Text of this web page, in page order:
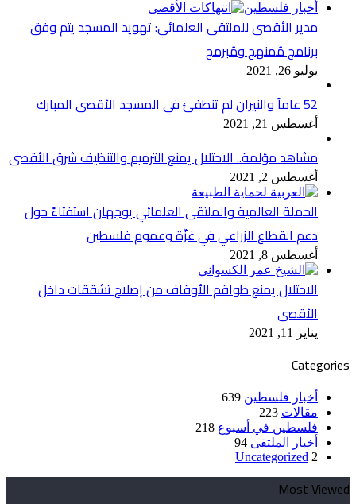
أخبار فلسطين
مدير الأقصى للملتقى العلمائي: تهويد المسجد يتم وفق
برنامج مُمنهج ومُبرمج
يوليو 26, 2021
52 عاماً والنيران لم تنطفئ في المسجد الأقصى المبارك
أغسطس 21, 2021
مشاهد مؤلمة.. الاحتلال يمنع الترميم والتنظيف شرق الأقصى
أغسطس 2, 2021
الحملة العالمية والملتقى العلمائي يوجهان استفتاءً حول
دعم القطاع الزراعي في غزّة وعموم فلسطين
أغسطس 8, 2021
الاحتلال يمنع طواقم الأوقاف من إصلاح تشققات داخل
الأقصى
يناير 11, 2021
Categories
أخبار فلسطين 639
مقالات 223
فلسطين في أسبوع 218
أخبار الملتقى 94
Uncategorized 2
Most Viewed